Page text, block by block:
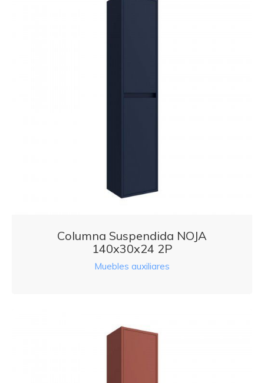
Columna Suspendida NOJA
140x30x24 2P
Muebles auxiliares